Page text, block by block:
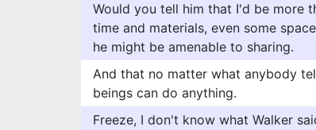
Would you tell him that I'd be more
time and materials, even some
he might be amenable to sharing.
And that no matter what anybody
beings can do anything.
Freeze, I don't know what Walker